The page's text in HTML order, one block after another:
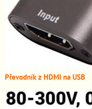
Převodník z HDMI na USB